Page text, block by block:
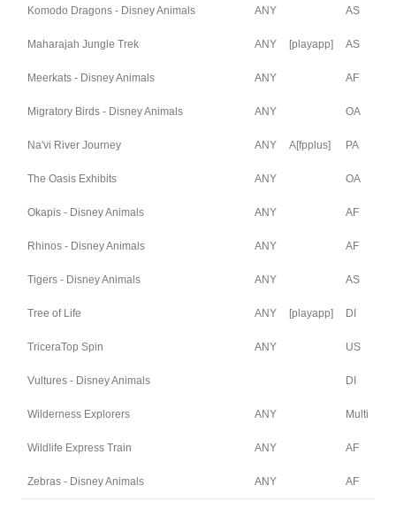
Komodo Dragons - Disney Animals ANY AS
Maharajah Jungle Trek ANY [playapp] AS
Meerkats - Disney Animals ANY AF
Migratory Birds - Disney Animals ANY OA
Na'vi River Journey ANY A[fpplus] PA
The Oasis Exhibits ANY OA
Okapis - Disney Animals ANY AF
Rhinos - Disney Animals ANY AF
Tigers - Disney Animals ANY AS
Tree of Life ANY [playapp] DI
TriceraTop Spin ANY US
Vultures - Disney Animals DI
Wilderness Explorers ANY Multi
Wildlife Express Train ANY AF
Zebras - Disney Animals ANY AF